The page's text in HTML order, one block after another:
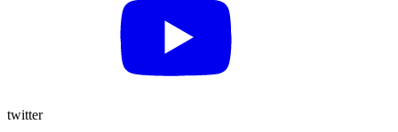
twitter